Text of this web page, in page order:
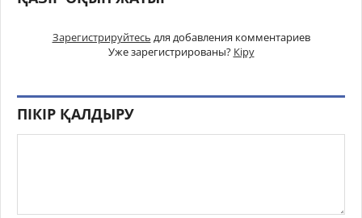
Зарегистрируйтесь для добавления комментариев
Уже зарегистрированы? Кіру
ПІКІР ҚАЛДЫРУ